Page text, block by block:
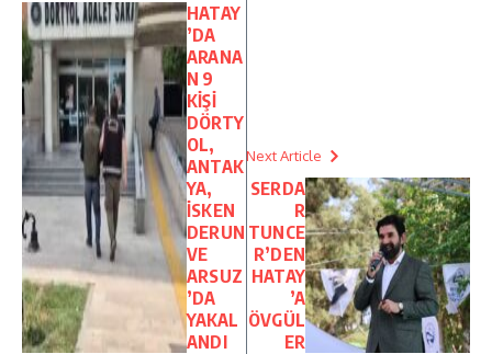
HATAY
’DA
ARANA
N 9
KİŞİ
DÖRTY
OL,
ANTAK
YA,
İSKEN
DERUN
VE
ARSUZ
’DA
YAKAL
ANDI
Next Article
SERDA
R
TUNCE
R’DEN
HATAY
’A
ÖVGÜL
ER